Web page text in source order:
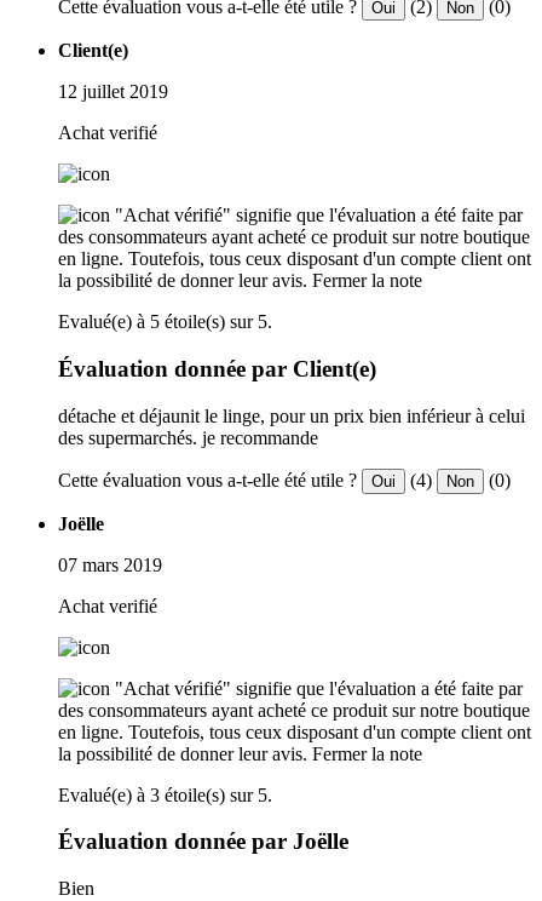
Cette évaluation vous a-t-elle été utile ? Oui (2) Non (0)
Client(e)
12 juillet 2019
Achat verifié
"Achat vérifié" signifie que l'évaluation a été faite par
des consommateurs ayant acheté ce produit sur notre boutique
en ligne. Toutefois, tous ceux disposant d'un compte client ont
la possibilité de donner leur avis. Fermer la note
Evalué(e) à 5 étoile(s) sur 5.
Évaluation donnée par Client(e)
détache et déjaunit le linge, pour un prix bien inférieur à celui
des supermarchés. je recommande
Cette évaluation vous a-t-elle été utile ? Oui (4) Non (0)
Joëlle
07 mars 2019
Achat verifié
"Achat vérifié" signifie que l'évaluation a été faite par
des consommateurs ayant acheté ce produit sur notre boutique
en ligne. Toutefois, tous ceux disposant d'un compte client ont
la possibilité de donner leur avis. Fermer la note
Evalué(e) à 3 étoile(s) sur 5.
Évaluation donnée par Joëlle
Bien